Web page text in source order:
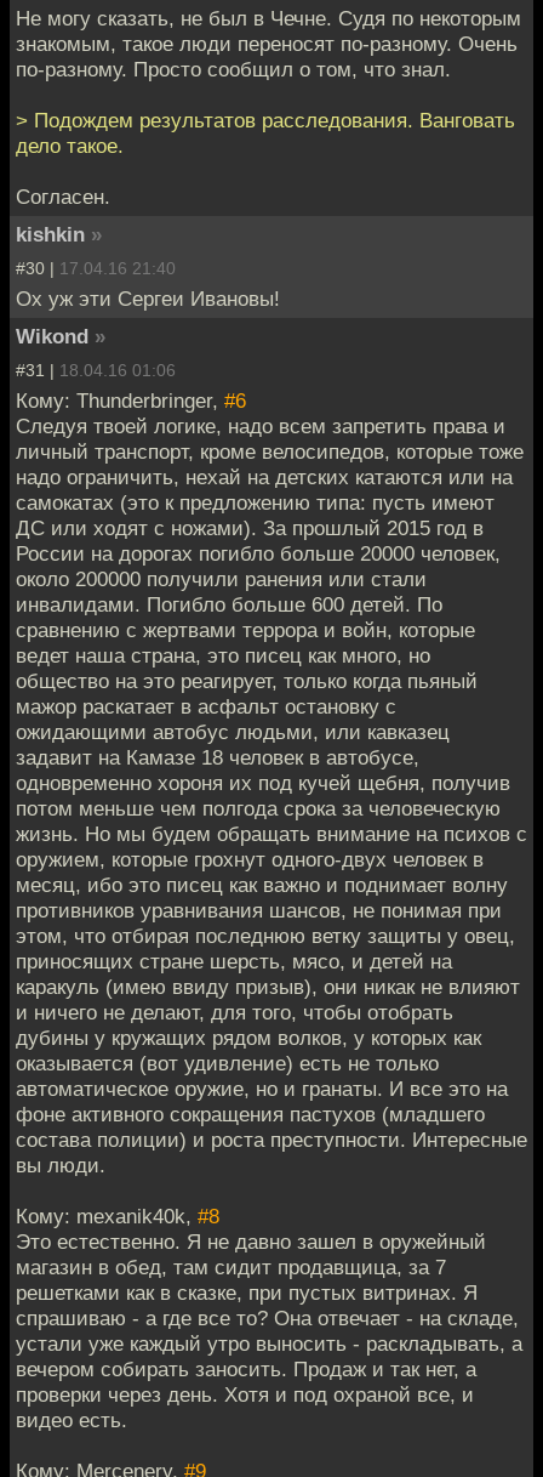
Не могу сказать, не был в Чечне. Судя по некоторым
знакомым, такое люди переносят по-разному. Очень
по-разному. Просто сообщил о том, что знал.
> Подождем результатов расследования. Ванговать
дело такое.
Согласен.
kishkin »
#30 | 17.04.16 21:40
Ох уж эти Сергеи Ивановы!
Wikond »
#31 | 18.04.16 01:06
Кому: Thunderbringer, #6
Следуя твоей логике, надо всем запретить права и
личный транспорт, кроме велосипедов, которые тоже
надо ограничить, нехай на детских катаются или на
самокатах (это к предложению типа: пусть имеют
ДС или ходят с ножами). За прошлый 2015 год в
России на дорогах погибло больше 20000 человек,
около 200000 получили ранения или стали
инвалидами. Погибло больше 600 детей. По
сравнению с жертвами террора и войн, которые
ведет наша страна, это писец как много, но
общество на это реагирует, только когда пьяный
мажор раскатает в асфальт остановку с
ожидающими автобус людьми, или кавказец
задавит на Камазе 18 человек в автобусе,
одновременно хороня их под кучей щебня, получив
потом меньше чем полгода срока за человеческую
жизнь. Но мы будем обращать внимание на психов с
оружием, которые грохнут одного-двух человек в
месяц, ибо это писец как важно и поднимает волну
противников уравнивания шансов, не понимая при
этом, что отбирая последнюю ветку защиты у овец,
приносящих стране шерсть, мясо, и детей на
каракуль (имею ввиду призыв), они никак не влияют
и ничего не делают, для того, чтобы отобрать
дубины у кружащих рядом волков, у которых как
оказывается (вот удивление) есть не только
автоматическое оружие, но и гранаты. И все это на
фоне активного сокращения пастухов (младшего
состава полиции) и роста преступности. Интересные
вы люди.
Кому: mexanik40k, #8
Это естественно. Я не давно зашел в оружейный
магазин в обед, там сидит продавщица, за 7
решетками как в сказке, при пустых витринах. Я
спрашиваю - а где все то? Она отвечает - на складе,
устали уже каждый утро выносить - раскладывать, а
вечером собирать заносить. Продаж и так нет, а
проверки через день. Хотя и под охраной все, и
видео есть.
Кому: Mercenery, #9